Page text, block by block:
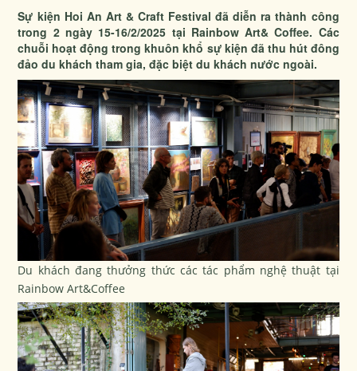
Sự kiện Hoi An Art & Craft Festival đã diễn ra thành công
trong 2 ngày 15-16/2/2025 tại Rainbow Art& Coffee. Các
chuỗi hoạt động trong khuôn khổ sự kiện đã thu hút đông
đảo du khách tham gia, đặc biệt du khách nước ngoài.
Du khách đang thưởng thức các tác phẩm nghệ thuật tại
Rainbow Art&Coffee